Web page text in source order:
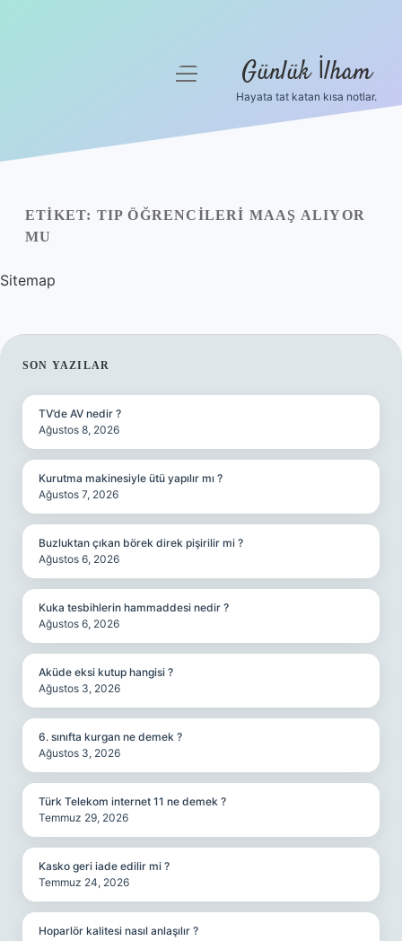
Yasal Uyarı
menüyü
Günlük İlham
Hayata tat katan kısa notlar.
ETIKET: TIP ÖĞRENCILERI MAAŞ ALIYOR
MU
Sitemap
SIDEBAR
SON YAZILAR
TV’de AV nedir ?
Ağustos 8, 2026
Kurutma makinesiyle ütü yapılır mı ?
Ağustos 7, 2026
Buzluktan çıkan börek direk pişirilir mi ?
Ağustos 6, 2026
Kuka tesbihlerin hammaddesi nedir ?
Ağustos 6, 2026
Aküde eksi kutup hangisi ?
Ağustos 3, 2026
6. sınıfta kurgan ne demek ?
Ağustos 3, 2026
Türk Telekom internet 11 ne demek ?
Temmuz 29, 2026
Kasko geri iade edilir mi ?
Temmuz 24, 2026
Hoparlör kalitesi nasıl anlaşılır ?